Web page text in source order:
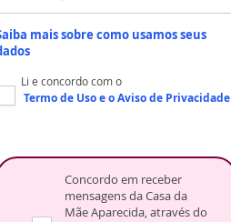
mais sobre como usamos seus
Li e concordo com o
Termo de Usoe oAviso de Privacidade
Concordo em receber
mensagens da Casa da
Mãe Aparecida, através do